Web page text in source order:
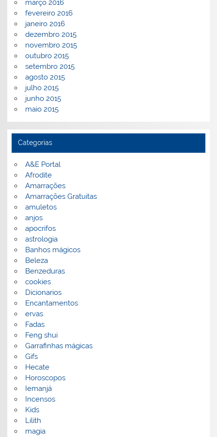
março 2016
fevereiro 2016
janeiro 2016
dezembro 2015
novembro 2015
outubro 2015
setembro 2015
agosto 2015
julho 2015
junho 2015
maio 2015
Categorias
A&E Portal
Afrodite
Amarrações
Amarrações Gratuitas
amuletos
anjos
apocrifos
astrologia
Banhos mágicos
Beleza
Benzeduras
cookies
Dicionarios
Encantamentos
ervas
Fadas
Feng shui
Garrafinhas mágicas
Gifs
Hecate
Horoscopos
Iemanjá
Incensos
Kids
Lilith
magia